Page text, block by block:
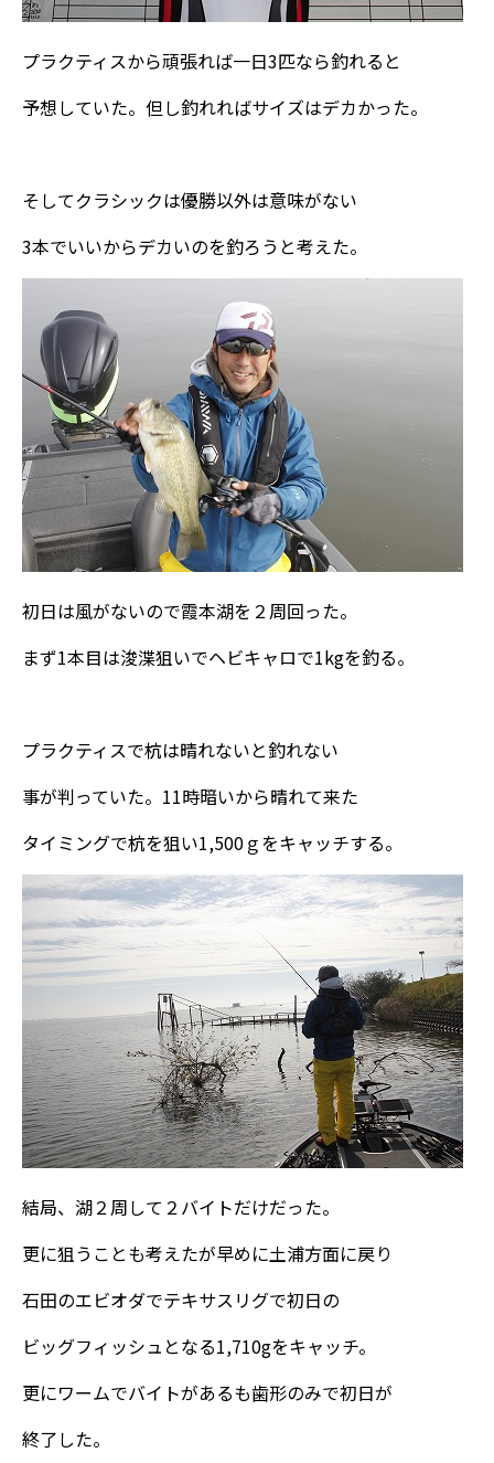
プラクティスから頑張れば一日3匹なら釣れると
予想していた。但し釣れればサイズはデカかった。
そしてクラシックは優勝以外は意味がない
3本でいいからデカいのを釣ろうと考えた。
初日は風がないので霞本湖を２周回った。
まず1本目は浚渫狙いでヘビキャロで1kgを釣る。
プラクティスで杭は晴れないと釣れない
事が判っていた。11時暗いから晴れて来た
タイミングで杭を狙い1,500ｇをキャッチする。
結局、湖２周して２バイトだけだった。
更に狙うことも考えたが早めに土浦方面に戻り
石田のエビオダでテキサスリグで初日の
ビッグフィッシュとなる1,710gをキャッチ。
更にワームでバイトがあるも歯形のみで初日が
終了した。